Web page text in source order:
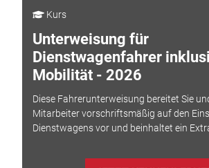
Kurs
Unterweisung für
Dienstwagenfahrer
Mobilität - 2026
Diese Fahrerunterweisung bereitet Sie
Mitarbeiter vorschriftsmäßig auf den
Dienstwagens vor und beinhaltet ein